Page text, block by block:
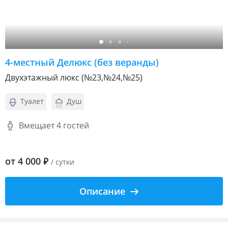
4-местный Делюкс (без веранды)
Двухэтажный люкс (№23,№24,№25)
Туалет Душ
Вмещает 4 гостей
от 4 000 ₽ / сутки
Описание